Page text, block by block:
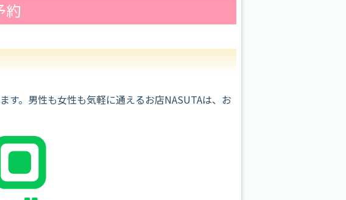
約
す。男性も女性も気軽に通えるお店NASUTAは、お